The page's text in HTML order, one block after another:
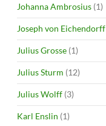
Johanna Ambrosius (1)
Joseph von Eichendorff
Julius Grosse (1)
Julius Sturm (12)
Julius Wolff (3)
Karl Enslin (1)